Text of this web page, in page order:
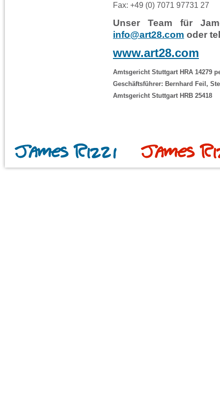
Fax: +49 (0) 7071 97731 27
Unser Team für
info@art28.com oder
www.art28.com
Amtsgericht Stuttgart HRA 14279
Geschäftsführer: Bernhard Feil,
Amtsgericht Stuttgart HRB 25418